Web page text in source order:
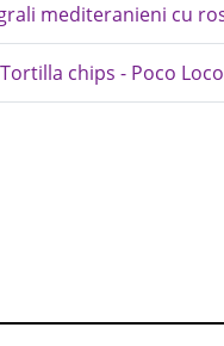
mediteranieni cu
chips - Poco Loco